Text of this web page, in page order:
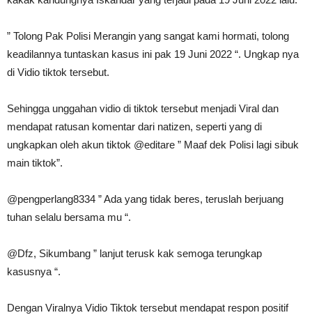
” Tolong Pak Polisi Merangin yang sangat kami hormati, tolong
keadilannya tuntaskan kasus ini pak 19 Juni 2022 “. Ungkap nya
di Vidio tiktok tersebut.
Sehingga unggahan vidio di tiktok tersebut menjadi Viral dan
mendapat ratusan komentar dari natizen, seperti yang di
ungkapkan oleh akun tiktok @editare ” Maaf dek Polisi lagi sibuk
main tiktok”.
@pengperlang8334 ” Ada yang tidak beres, teruslah berjuang
tuhan selalu bersama mu “.
@Dfz, Sikumbang ” lanjut terusk kak semoga terungkap
kasusnya “.
Dengan Viralnya Vidio Tiktok tersebut mendapat respon positif